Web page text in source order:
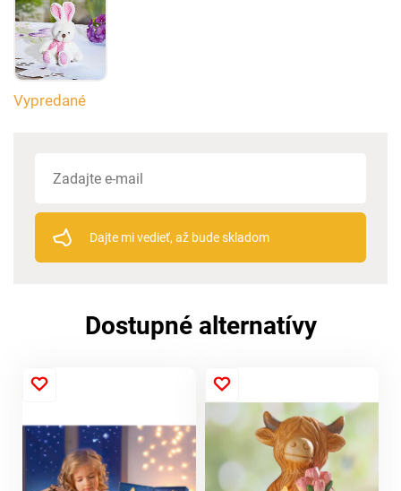
Vypredané
Dajte mi vedieť, až bude skladom
Dostupné alternatívy